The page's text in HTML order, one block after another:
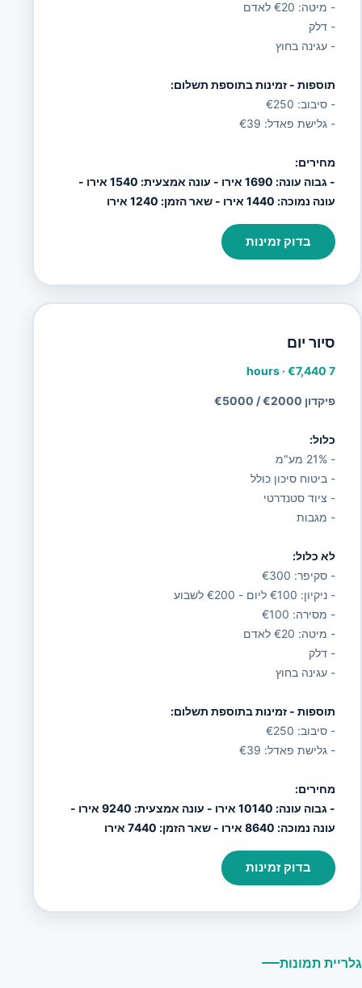
- מיטה: €20 לאדם
- דלק
- עגינה בחוץ
תוספות - זמינות בתוספת תשלום:
- סיבוב: €250
- גלישת פאדל: €39
מחירים:
- גבוה עונה: 1690 אירו - עונה אמצעית: 1540 אירו -
עונה נמוכה: 1440 אירו - שאר הזמן: 1240 אירו
בדוק זמינות
סיור יום
7 hours
·€7,440
פיקדון €2000 / €5000
כלול:
- 21% מע"מ
- ביטוח סיכון כולל
- ציוד סטנדרטי
- מגבות
לא כלול:
- סקיפר: €300
- ניקיון: €100 ליום - €200 לשבוע
- מסירה: €100
- מיטה: €20 לאדם
- דלק
- עגינה בחוץ
תוספות - זמינות בתוספת תשלום:
- סיבוב: €250
- גלישת פאדל: €39
מחירים:
- גבוה עונה: 10140 אירו - עונה אמצעית: 9240 אירו -
עונה נמוכה: 8640 אירו - שאר הזמן: 7440 אירו
בדוק זמינות
גלריית תמונות